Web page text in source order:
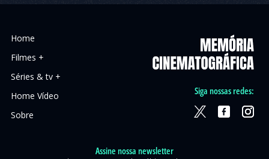
Home
Filmes +
Séries & tv +
Home Vídeo
Sobre
Assine nossa newsletter
Siga nossas redes: